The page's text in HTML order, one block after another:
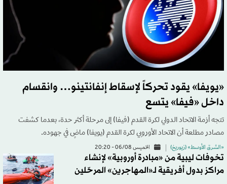
«يويفا» يقود تحركاً لإسقاط إنفانتينو… وانقسام
داخل «فيفا» يتسع
تتجه أزمة الاتحاد الدولي لكرة القدم (فيفا) إلى مرحلة أكثر حدة، بعدما كشفت
مصادر مطلعة أن الاتحاد الأوروبي لكرة القدم (يويفا) ماضٍ في جهوده.
«الشرق الأوسط» (زيوريخ) الخميس 06/08 - 20:20
تخوفات ليبية من «مبادرة أوروبية» لإنشاء
مراكز بدول أفريقية لـ«المهاجرين» المرحّلين